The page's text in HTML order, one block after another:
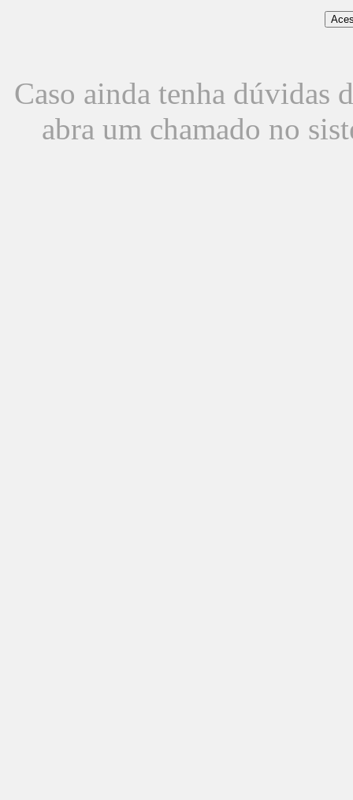
Caso ainda tenha dúvidas
abra um chamado no